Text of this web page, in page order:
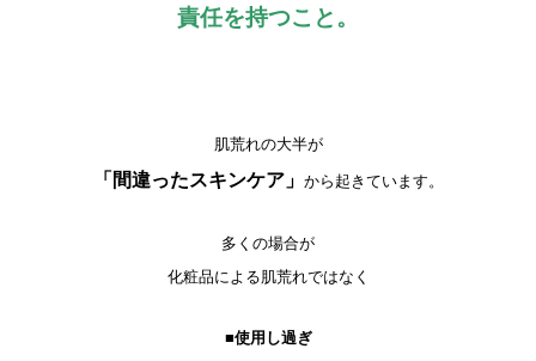
責任を持つこと。
肌荒れの大半が
「間違ったスキンケア」 から起きています。
多くの場合が
化粧品による肌荒れではなく
■使用し過ぎ